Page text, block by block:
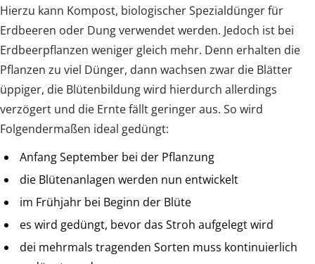
Hierzu kann Kompost, biologischer Spezialdünger für
Erdbeeren oder Dung verwendet werden. Jedoch ist bei
Erdbeerpflanzen weniger gleich mehr. Denn erhalten die
Pflanzen zu viel Dünger, dann wachsen zwar die Blätter
üppiger, die Blütenbildung wird hierdurch allerdings
verzögert und die Ernte fällt geringer aus. So wird
Folgendermaßen ideal gedüngt:
Anfang September bei der Pflanzung
die Blütenanlagen werden nun entwickelt
im Frühjahr bei Beginn der Blüte
es wird gedüngt, bevor das Stroh aufgelegt wird
dei mehrmals tragenden Sorten muss kontinuierlich